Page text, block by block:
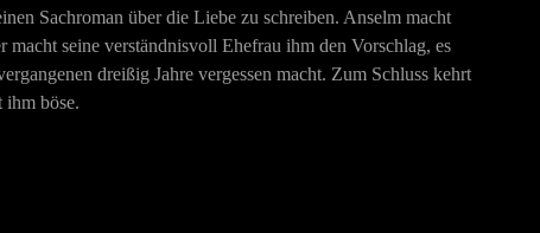
Sachroman über die Liebe zu schreiben. Anselm macht
seine verständnisvoll Ehefrau ihm den Vorschlag, es
dreißig Jahre vergessen macht. Zum Schluss kehrt
ihm böse.